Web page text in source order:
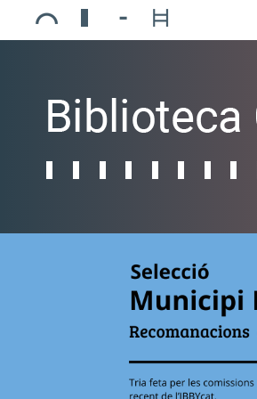
Ajuntament de Mollerussa
Biblioteca Comarcal Jaume
Piscines de